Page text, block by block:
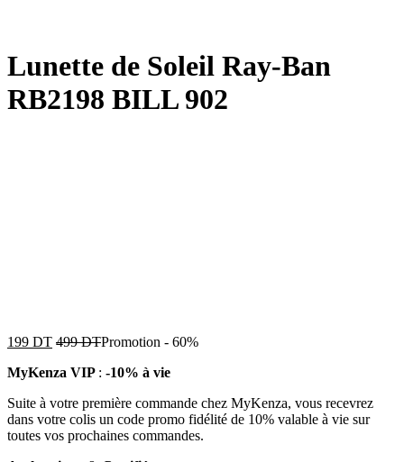
Lunette de Soleil Ray-Ban
RB2198 BILL 902
199 DT 499DTPromotion - 60%
MyKenza VIP : -10% à vie
Suite à votre première commande chez MyKenza, vous recevrez
dans votre colis un code promo fidélité de 10% valable à vie sur
toutes vos prochaines commandes.